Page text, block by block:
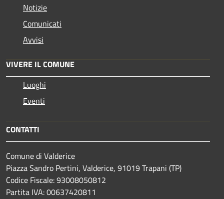
Notizie
Comunicati
Avvisi
VIVERE IL COMUNE
Luoghi
Eventi
CONTATTI
Comune di Valderice
Piazza Sandro Pertini, Valderice, 91019 Trapani (TP)
Codice Fiscale: 93008050812
Partita IVA: 00637420811